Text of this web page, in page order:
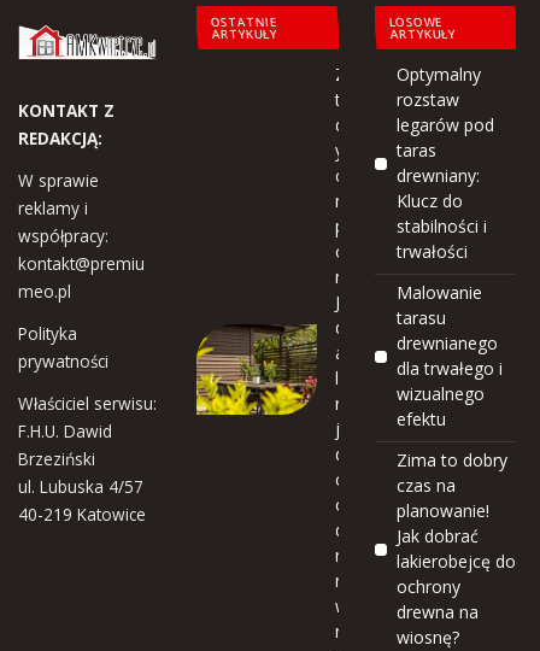
KONTAKT Z
REDAKCJĄ:
W sprawie
reklamy i
współpracy:
kontakt@premiu
meo.pl
Polityka
prywatności
Właściciel serwisu:
F.H.U. Dawid
Brzeziński
ul. Lubuska 4/57
40-219 Katowice
OSTATNIE
ARTYKUŁY
Zima
to
dobr
y
czas
na
plan
owa
nie!
Jak
dobr
ać
lakie
robe
jcę
do
ochr
ony
drew
na
na
wios
nę?
LOSOWE
ARTYKUŁY
Optymalny
rozstaw
legarów pod
taras
drewniany:
Klucz do
stabilności i
trwałości
Malowanie
tarasu
drewnianego
dla trwałego i
wizualnego
efektu
Zima to dobry
czas na
planowanie!
Jak dobrać
lakierobejcę do
ochrony
drewna na
wiosnę?